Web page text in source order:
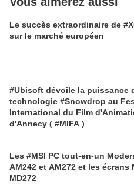
Le succès extraordinaire de
sur le marché européen
#Ubisoft dévoile la puissance
technologie #Snowdrop au
International du Film
d'Annecy ( #MIFA )
Les #MSI PC tout-en-un
AM242 et AM272 et les écrans
MD272